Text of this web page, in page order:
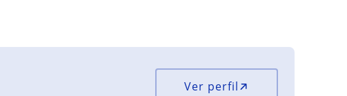
Ver perfil